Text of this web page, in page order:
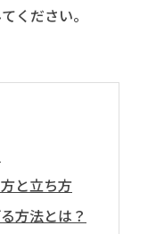
ください。
と立ち方
方法とは？